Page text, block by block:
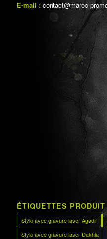
E-mail : contact@maroc-
ÉTIQUETTES PRODUIT
Stylo avec gravure laser Agadir
Stylo avec gravure laser Dakhla